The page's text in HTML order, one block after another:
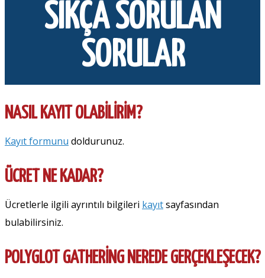
SIKÇA SORULAN
SORULAR
NASIL KAYIT OLABILIRIM?
Kayıt formunu doldurunuz.
ÜCRET NE KADAR?
Ücretlerle ilgili ayrıntılı bilgileri kayıtsayfasından
bulabilirsiniz.
POLYGLOT GATHERING NEREDE GERÇEKLEŞECEK?